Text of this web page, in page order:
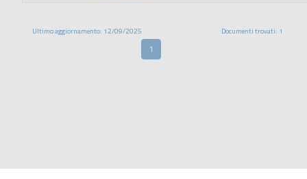
Ultimo aggiornamento: 12/09/2025 Documenti trovati: 1
1